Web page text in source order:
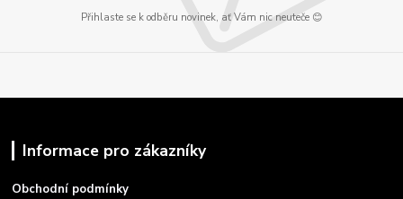
Přihlaste se k odběru novinek, ať Vám nic neuteče 😊
Informace pro zákazníky
Obchodní podmínky